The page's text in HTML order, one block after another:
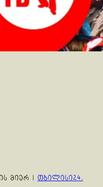
მიერ | თბილისი24.